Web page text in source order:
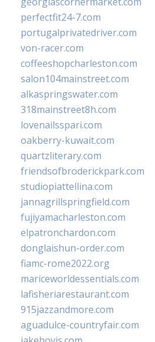
perfectfit24-7.com
portugalprivatedriver.com
von-racer.com
coffeeshopcharleston.com
salon104mainstreet.com
alkaspringswater.com
318mainstreet8h.com
lovenailsspari.com
oakberry-kuwait.com
quartzliterary.com
friendsofbroderickpark.com
studiopiattellina.com
jannagrillspringfield.com
fujiyamacharleston.com
elpatronchardon.com
donglaishun-order.com
fiamc-rome2022.org
mariceworldessentials.com
lafisheriarestaurant.com
915jazzandmore.com
aguadulce-countryfair.com